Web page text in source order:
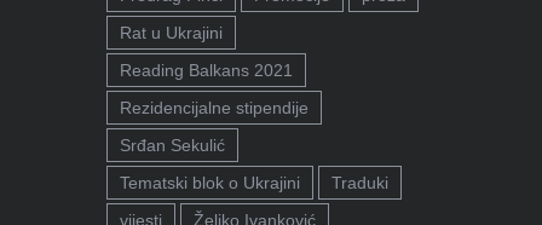
Rat u Ukrajini
Reading Balkans 2021
Rezidencijalne stipendije
Srđan Sekulić
Tematski blok o Ukrajini
Traduki
vijesti
Željko Ivanković